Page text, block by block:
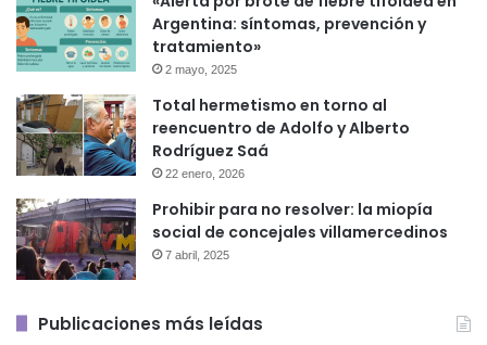
Argentina: síntomas, prevención y
tratamiento»
2 mayo, 2025
Total hermetismo en torno al
reencuentro de Adolfo y Alberto
Rodríguez Saá
22 enero, 2026
Prohibir para no resolver: la miopía
social de concejales villamercedinos
7 abril, 2025
Publicaciones más leídas